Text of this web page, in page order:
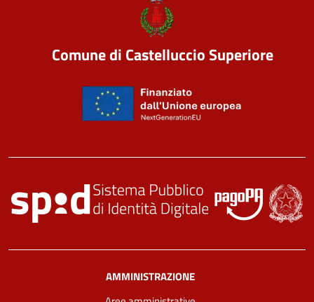
Comune di Castelluccio Superiore
AMMINISTRAZIONE